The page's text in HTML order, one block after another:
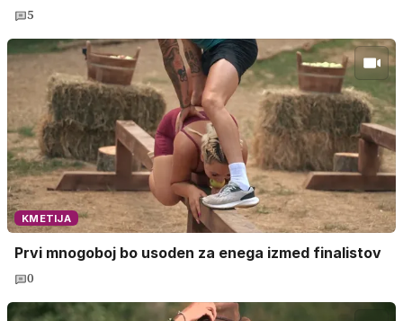
5
KMETIJA
Prvi mnogoboj bo usoden za enega izmed finalistov
0